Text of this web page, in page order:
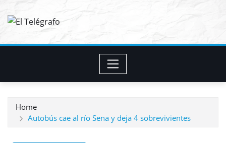
Home
Autobús cae al río Sena y deja 4 sobrevivientes